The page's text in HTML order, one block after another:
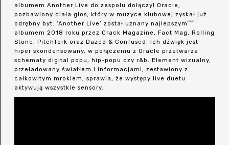
albumem Another Live do zespołu dołączył Oracle,
pozbawiony ciała głos, który w muzyce klubowej zyskał już
odrębny byt. ‘Another Live’ został uznany najlepszym
albumem 2018 roku przez Crack Magazine, Fact Mag, Rolling
Stone, Pitchfork oraz Dazed & Confused. Ich dźwięk jest
hiper skondensowany, w połączeniu z Oracle przetwarza
schematy digital popu, hip-popu czy r&b. Element wizualny,
przeładowany światłem i informacjami, zestawiony z
całkowitym mrokiem, sprawia, że występy live duetu
aktywują wszystkie sensory.